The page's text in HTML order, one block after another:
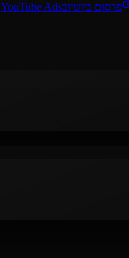
פרסום ביוטיובYouTube Ads